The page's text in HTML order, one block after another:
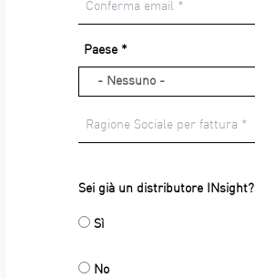
Email
Conferma
email
Paese
- Nessuno -
Sociale
per
Sei già un distributore INsight?
Sì
No